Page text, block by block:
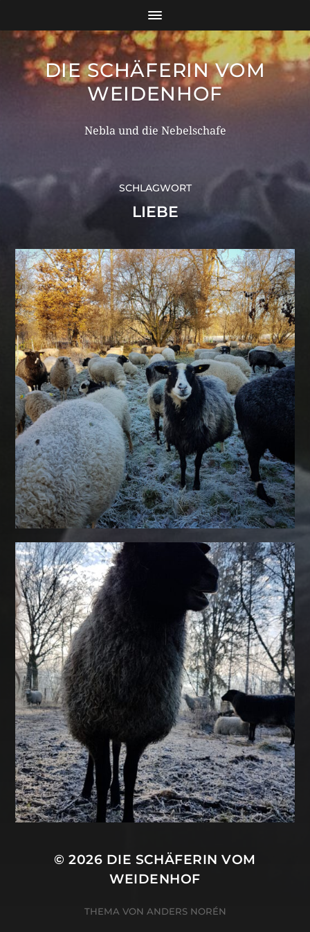
DIE SCHÄFERIN VOM
WEIDENHOF
Nebla und die Nebelschafe
SCHLAGWORT
LIEBE
© 2026 DIE SCHÄFERIN VOM
WEIDENHOF
THEMA VON ANDERS NORÉN